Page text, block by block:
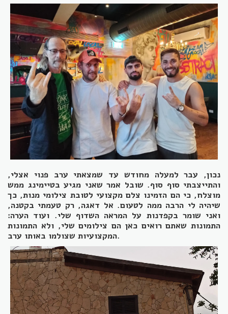
נכון, עבר למעלה מחודש עד שמצאתי ערב פנוי אצלי,
והתייצבתי סוף סוף. שובל אמר שאני מגיע בטיימינג ממש
מוצלח, כי הם הזמינו צלם מקצועי לטובת צילומי מנות, כך
שיהיה לי הרבה ממה לטעום. אל דאגה, רק טעמתי בקטנה,
ואני שומר בקפדנות על המראה השדוף שלי. ועוד הערה:
התמונות שאתם רואים כאן הם צילומים שלי, ולא התמונות
המקצועיות שצולמו באותו ערב.